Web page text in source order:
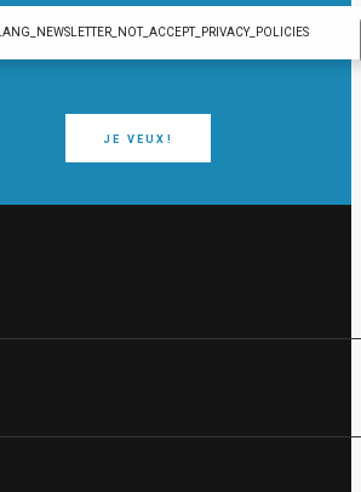
JE VEUX!
LANG_NEWSLETTER_NOT_ACCEPT_PRIVACY_POLICIES